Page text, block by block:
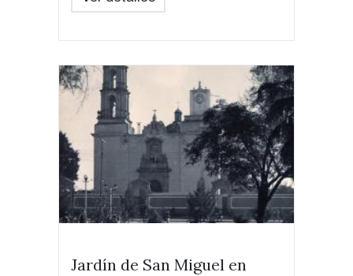
Jardín de San Miguel en